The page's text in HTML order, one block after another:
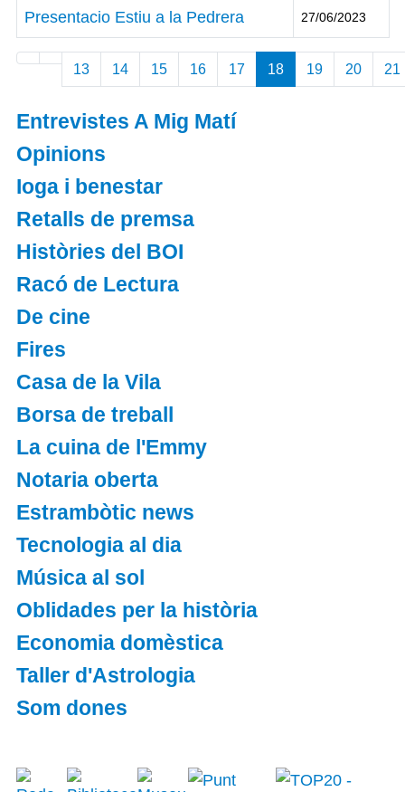
Articles
Presentacio Estiu a la Pedrera 27/06/2023
13 14 15 16 17 18 19 20 21
Entrevistes A Mig Matí
Opinions
Ioga i benestar
Retalls de premsa
Històries del BOI
Racó de Lectura
De cine
Fires
Casa de la Vila
Borsa de treball
La cuina de l'Emmy
Notaria oberta
Estrambòtic news
Tecnologia al dia
Música al sol
Oblidades per la història
Economia domèstica
Taller d'Astrologia
Som dones